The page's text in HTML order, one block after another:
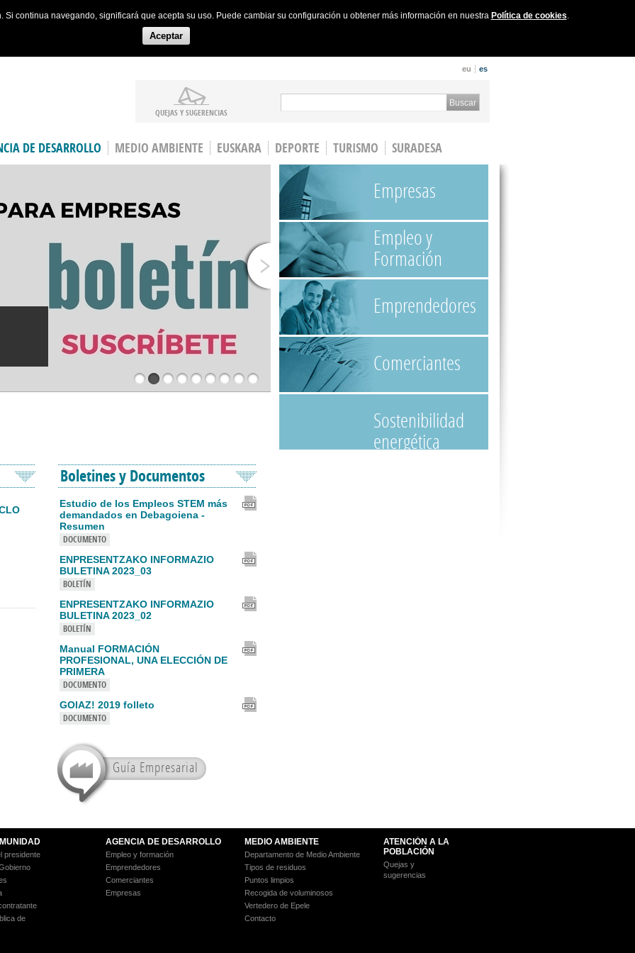
Si continua navegando, significará que acepta su uso. Puede cambiar su configuración u obtener más información en nuestra Política de cookies.
Aceptar
eu es
QUEJAS Y SUGERENCIAS
Search form
DE DESARROLLO MEDIO AMBIENTE EUSKARA DEPORTE TURISMO SURADESA
y de servicios para ubicar nuevas iniciativas empresariales .
Empresas
Empleo y
Formación
Emprendedores
Comerciantes
Sostenibilidad
energética
Boletines y Documentos
Estudio de los Empleos STEM más
demandados en Debagoiena -
Resumen
DOCUMENTO
ENPRESENTZAKO INFORMAZIO
BULETINA 2023_03
BOLETÍN
ENPRESENTZAKO INFORMAZIO
BULETINA 2023_02
BOLETÍN
Manual FORMACIÓN
PROFESIONAL, UNA ELECCIÓN DE
PRIMERA
DOCUMENTO
GOIAZ! 2019 folleto
DOCUMENTO
Guía Empresarial
presidente
de
AGENCIA DE DESARROLLO
Empleo y formación
Emprendedores
Comerciantes
Empresas
MEDIO AMBIENTE
Departamento de Medio Ambiente
Tipos de residuos
Puntos limpios
Recogida de voluminosos
Vertedero de Epele
Contacto
ATENCIÓN A LA
POBLACIÓN
Quejas y
sugerencias